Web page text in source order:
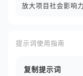
放大项目社会影响
提示词使用指南
复制提示词